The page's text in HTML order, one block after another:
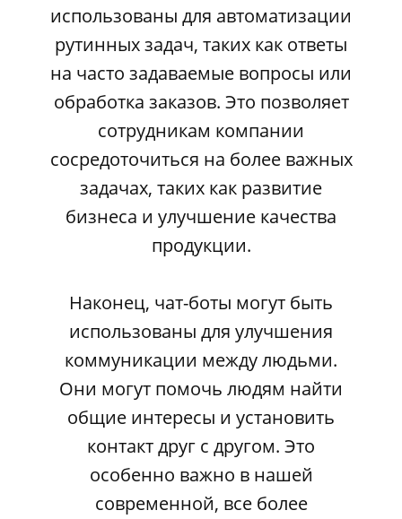
использованы для автоматизации
рутинных задач, таких как ответы
на часто задаваемые вопросы или
обработка заказов. Это позволяет
сотрудникам компании
сосредоточиться на более важных
задачах, таких как развитие
бизнеса и улучшение качества
продукции.
Наконец, чат-боты могут быть
использованы для улучшения
коммуникации между людьми.
Они могут помочь людям найти
общие интересы и установить
контакт друг с другом. Это
особенно важно в нашей
современной, все более